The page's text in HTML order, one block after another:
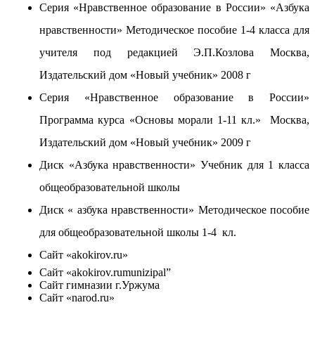
Серия «Нравственное образование в России» «Азбука
нравственности» Методическое пособие 1-4 класса для
учителя под редакцией Э.П.Козлова Москва,
Издательский дом «Новый учебник» 2008 г
Серия «Нравственное образование в России»
Программа курса «Основы морали 1-11 кл.» Москва,
Издательский дом «Новый учебник» 2009 г
Диск «Азбука нравственности» Учебник для 1 класса
общеобразовательной школы
Диск « азбука нравственности» Методическое пособие
для общеобразовательной школы 1-4 кл.
Сайт «akokirov.ru»
Сайт «akokirov.rumunizipal”
Сайт гимназии г.Уржума
Сайт «narod.ru»